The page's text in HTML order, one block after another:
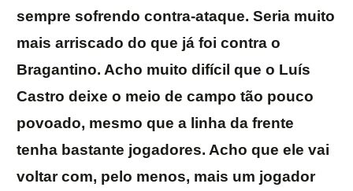
sempre sofrendo contra-ataque. Seria muito
mais arriscado do que já foi contra o
Bragantino. Acho muito difícil que o Luís
Castro deixe o meio de campo tão pouco
povoado, mesmo que a linha da frente
tenha bastante jogadores. Acho que ele vai
voltar com, pelo menos, mais um jogador